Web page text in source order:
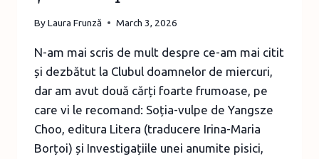
ByLaura Frunză March 3, 2026
N-am mai scris de mult despre ce-am mai citit
și dezbătut la Clubul doamnelor de miercuri,
dar am avut două cărți foarte frumoase, pe
care vi le recomand: Soția-vulpe de Yangsze
Choo, editura Litera (traducere Irina-Maria
Borțoi) și Investigațiile unei anumite pisici,